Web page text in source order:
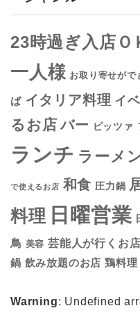
23時過ぎ入店Ｏ
一人様 お取り寄せがで
ば イタリア料理 イ
るお店 バー ピッツァ
ランチ ラーメ
で使えるお店 和食 圧力鍋
料理 日曜営業
鳥 美容 芸能人が行くお店
鍋 飲み放題のお店 鶏料理
Warning: Undefined